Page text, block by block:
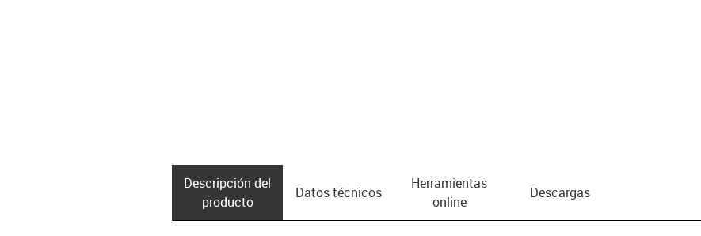
Descripción del
producto
Datos técnicos
Herramientas
online
Descargas